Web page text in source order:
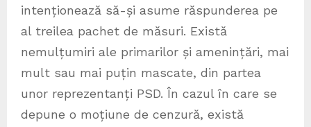
intenționează să-și asume răspunderea pe
al treilea pachet de măsuri. Există
nemulțumiri ale primarilor și amenințări, mai
mult sau mai puțin mascate, din partea
unor reprezentanți PSD. În cazul în care se
depune o moțiune de cenzură, există